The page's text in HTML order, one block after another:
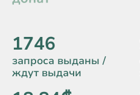
1746
запроса выданы /
ждут выдачи